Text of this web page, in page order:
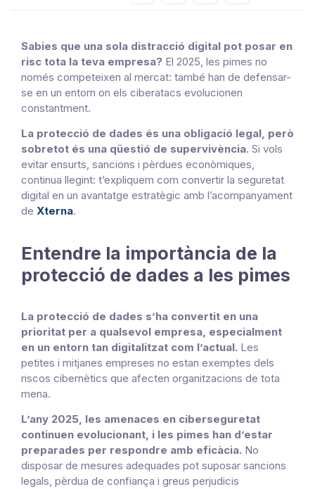
Sabies que una sola distracció digital pot posar en
risc tota la teva empresa? El 2025, les pimes no
només competeixen al mercat: també han de defensar-
se en un entorn on els ciberatacs evolucionen
constantment.
La protecció de dades és una obligació legal, però
sobretot és una qüestió de supervivència. Si vols
evitar ensurts, sancions i pèrdues econòmiques,
continua llegint: t’expliquem com convertir la seguretat
digital en un avantatge estratègic amb l’acompanyament
de Xterna.
Entendre la importància de la
protecció de dades a les pimes
La protecció de dades s’ha convertit en una
prioritat per a qualsevol empresa, especialment
en un entorn tan digitalitzat com l’actual. Les
petites i mitjanes empreses no estan exemptes dels
riscos cibernètics que afecten organitzacions de tota
mena.
L’any 2025, les amenaces en ciberseguretat
continuen evolucionant, i les pimes han d’estar
preparades per respondre amb eficàcia. No
disposar de mesures adequades pot suposar sancions
legals, pèrdua de confiança i greus perjudicis